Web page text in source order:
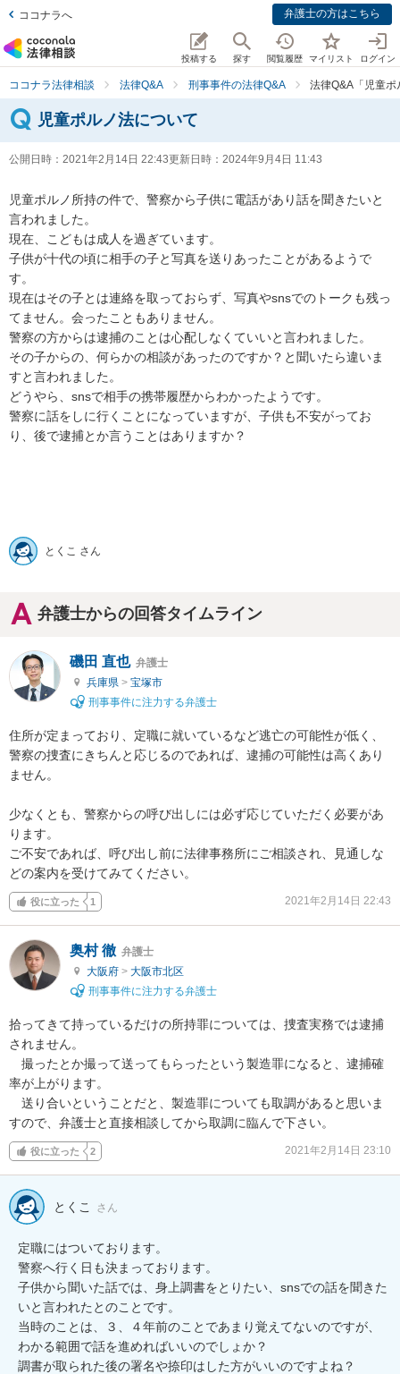
ココナラへ 弁護士の方はこちら
投稿する 探す 閲覧履歴 マイリスト ログイン
ココナラ法律相談 法律Q&A 刑事事件の法律Q&A 法律Q&A「児童
児童ポルノ法について
公開日時： 2021年2月14日 22:43更新日時： 2024年9月4日 11:43
児童ポルノ所持の件で、警察から子供に電話があり話を聞きたいと
言われました。
現在、こどもは成人を過ぎています。
子供が十代の頃に相手の子と写真を送りあったことがあるようで
す。
現在はその子とは連絡を取っておらず、写真やsnsでのトークも残っ
てません。会ったこともありません。
警察の方からは逮捕のことは心配しなくていいと言われました。
その子からの、何らかの相談があったのですか？と聞いたら違いま
すと言われました。
どうやら、snsで相手の携帯履歴からわかったようです。
警察に話をしに行くことになっていますが、子供も不安がってお
り、後で逮捕とか言うことはありますか？
とくこ さん
弁護士からの回答タイムライン
磯田 直也 弁護士
兵庫県 > 宝塚市
刑事事件に注力する弁護士
住所が定まっており、定職に就いているなど逃亡の可能性が低く、
警察の捜査にきちんと応じるのであれば、逮捕の可能性は高くあり
ません。
少なくとも、警察からの呼び出しには必ず応じていただく必要があ
ります。
ご不安であれば、呼び出し前に法律事務所にご相談され、見通しな
どの案内を受けてみてください。
役に立った 1 2021年2月14日 22:43
奥村 徹 弁護士
大阪府 > 大阪市北区
刑事事件に注力する弁護士
拾ってきて持っているだけの所持罪については、捜査実務では逮捕
されません。
撮ったとか撮って送ってもらったという製造罪になると、逮捕確
率が上がります。
送り合いということだと、製造罪についても取調があると思いま
すので、弁護士と直接相談してから取調に臨んで下さい。
役に立った 2 2021年2月14日 23:10
とくこ さん
定職にはついております。
警察へ行く日も決まっております。
子供から聞いた話では、身上調書をとりたい、snsでの話を聞きた
いと言われたとのことです。
当時のことは、３、４年前のことであまり覚えてないのですが、
わかる範囲で話を進めればいいのでしょか？
調書が取られた後の署名や捺印はした方がいいのですよね？